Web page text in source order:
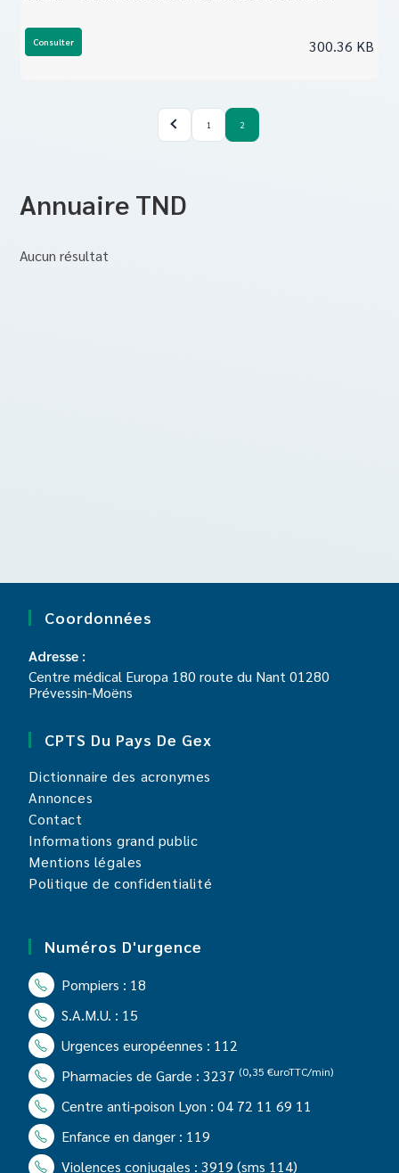
Consulter 300.36 KB
1 2
Annuaire TND
Aucun résultat
Coordonnées
Adresse :
Centre médical Europa 180 route du Nant 01280
Prévessin-Moëns
CPTS Du Pays De Gex
Dictionnaire des acronymes
Annonces
Contact
Informations grand public
Mentions légales
Politique de confidentialité
Numéros D'urgence
Pompiers : 18
S.A.M.U. : 15
Urgences européennes : 112
Pharmacies de Garde : 3237 (0,35 €uroTTC/min)
Centre anti-poison Lyon : 04 72 11 69 11
Enfance en danger : 119
Violences conjugales : 3919 (sms 114)